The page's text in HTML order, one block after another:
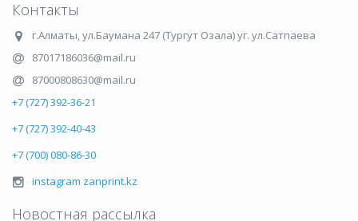
Контакты
г.Алматы,ул.Баумана 247 (Тургут Озала) уг. ул.Сатпаева
87017186036@mail.ru
87000808630@mail.ru
+7 (727) 392-36-21
+7 (727) 392-40-43
+7 (700) 080-86-30
instagram zanprint.kz
Новостная рассылка